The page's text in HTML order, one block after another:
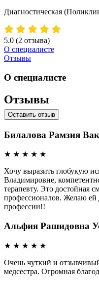
Диагностическая
5.0 (2 отзыва)
О специалисте
Отзывы
О специалисте
Отзывы
Оставить отзыв
Билалова Рамзия
★ ★ ★ ★ ★
Хочу выразить глобукую
Владимировне,
терапевту. Это достойная
профессионалов. Желаю
профессии!!
Альфия Рашидовна
★ ★ ★ ★ ★
Очень чуткий и
медсестра. Огромная